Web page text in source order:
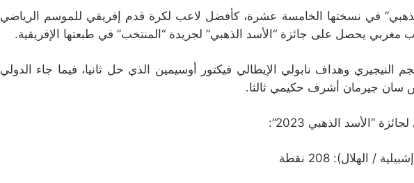
الذهبي” في نسختها الخامسة عشرة، كأفضل لاعب لكرة قدم إفريقي للموسم الرياضي
النيجيري وهداف نابولي الإيطالي فيكتور أوسيمين الذي حل ثانيا، فيما جاء الدولي
سان جيرمان أشرف حكيمي ثالثا.
“الأسد الذهبي 2023”: